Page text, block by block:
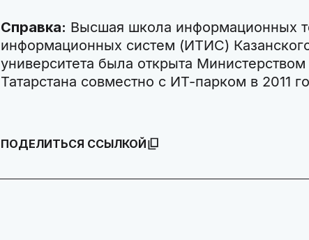
Справка: Высшая школа информационных
информационных систем (ИТИС)
университета была открыта
Татарстана совместно с ИТ-парком в 2011
ПОДЕЛИТЬСЯ ССЫЛКОЙ